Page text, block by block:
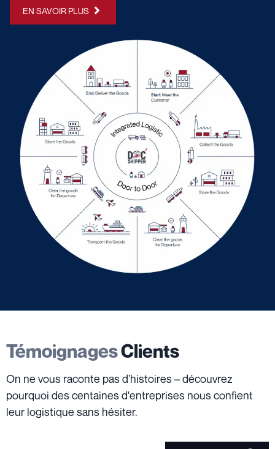
EN SAVOIR PLUS
TémoignagesClients
On ne vous raconte pas d’histoires – découvrez
pourquoi des centaines d'entreprises nous confient
leur logistique sans hésiter.